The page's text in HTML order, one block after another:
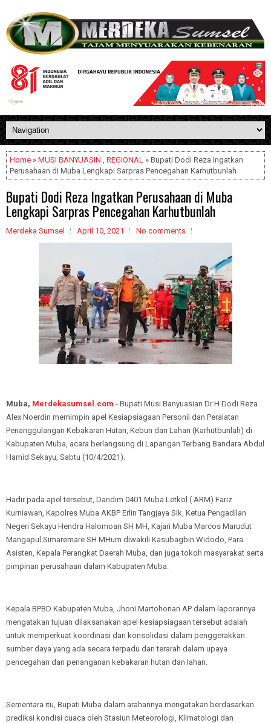
Home » MUSI BANYUASIN , REGIONAL » Bupati Dodi Reza Ingatkan
Perusahaan di Muba Lengkapi Sarpras Pencegahan Karhutbunlah
Bupati Dodi Reza Ingatkan Perusahaan di Muba
Lengkapi Sarpras Pencegahan Karhutbunlah
Merdeka Sumsel April 10, 2021 No comments
Muba, Merdekasumsel.com - Bupati Musi Banyuasian Dr H Dodi Reza
Alex Noerdin memimpin apel Kesiapsiagaan Personil dan Peralatan
Penanggulangan Kebakaran Hutan, Kebun dan Lahan (Karhutbunlah) di
Kabupaten Muba, acara berlangsung di Lapangan Terbang Bandara Abdul
Hamid Sekayu, Sabtu (10/4/2021).
Hadir pada apel tersebut, Dandim 0401 Muba Letkol ( ARM) Fariz
Kurniawan, Kapolres Muba AKBP Erlin Tangjaya SIk, Ketua Pengadilan
Negeri Sekayu Hendra Halomoan SH MH, Kajari Muba Marcos Marudut
Mangapul Simaremare SH MHum diwakili Kasubagbin Widodo, Para
Asisten, Kepala Perangkat Daerah Muba, dan juga tokoh masyarakat serta
pimpinan perusahaan dalam Kabupaten Muba.
Kepala BPBD Kabupaten Muba, Jhoni Martohonan AP dalam laporannya
mengatakan tujuan dilaksanakan apel kesiapsiagaan tersebut adalah
untuk memperkuat koordinasi dan konsolidasi dalam penggerakkan
sumber daya yang ada secara terpadu dan terarah dalam upaya
pencegahan dan penanganan kebakaran hutan dan lahan.
Sementara itu, Bupati Muba dalam arahannya mengatakan berdasarkan
prediksi kondisi cuaca oleh Stasiun Meteorologi, Klimatologi dan